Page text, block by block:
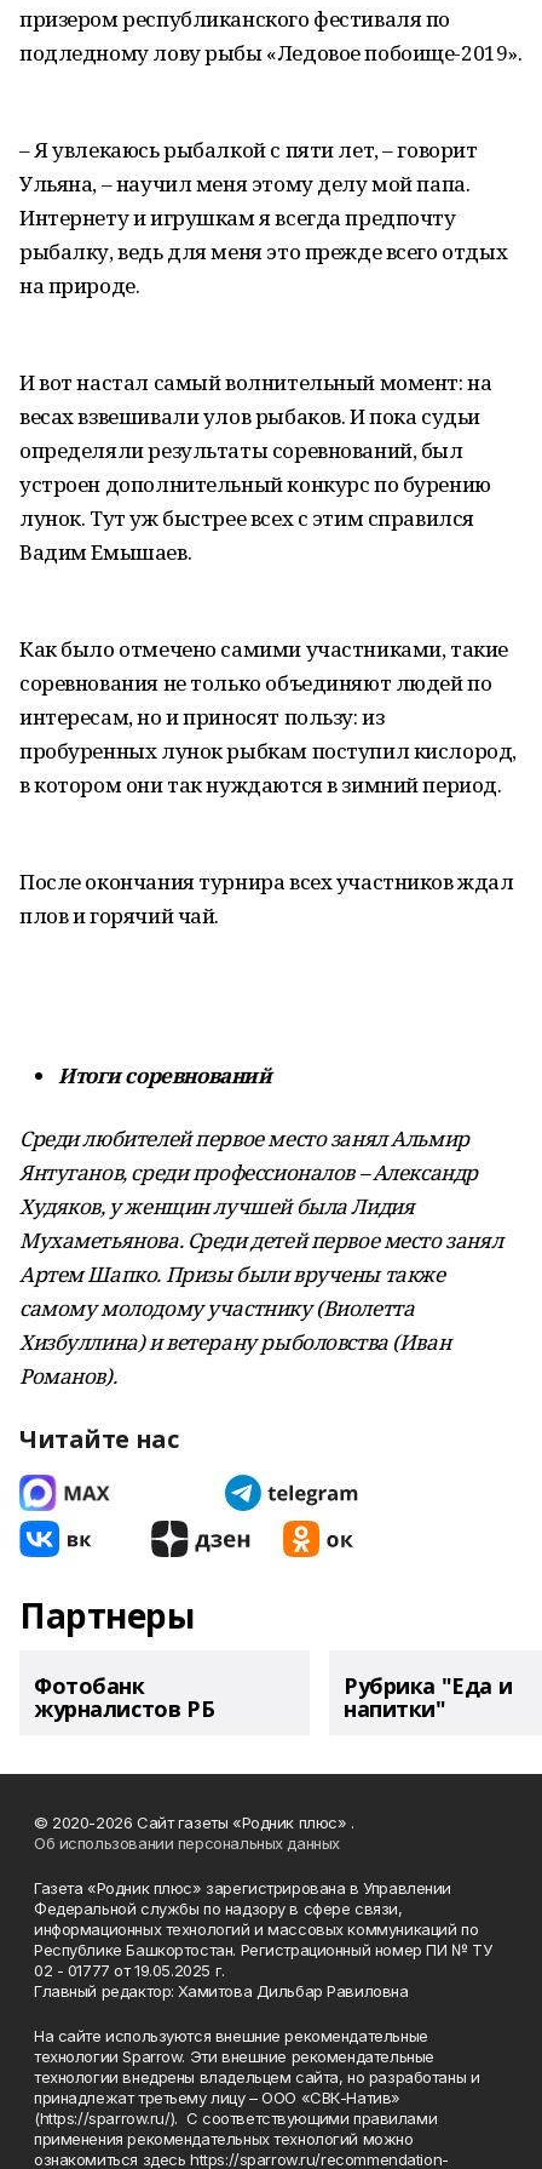
призером республиканского фестиваля по
подледному лову рыбы «Ледовое побоище-2019».
– Я увлекаюсь рыбалкой с пяти лет, – говорит
Ульяна, – научил меня этому делу мой папа.
Интернету и игрушкам я всегда предпочту
рыбалку, ведь для меня это прежде всего отдых
на природе.
И вот настал самый волнительный момент: на
весах взвешивали улов рыбаков. И пока судьи
определяли результаты соревнований, был
устроен дополнительный конкурс по бурению
лунок. Тут уж быстрее всех с этим справился
Вадим Емышаев.
Как было отмечено самими участниками, такие
соревнования не только объединяют людей по
интересам, но и приносят пользу: из
пробуренных лунок рыбкам поступил кислород,
в котором они так нуждаются в зимний период.
После окончания турнира всех участников ждал
плов и горячий чай.
Итоги соревнований
Среди любителей первое место занял Альмир
Янтуганов, среди профессионалов – Александр
Худяков, у женщин лучшей была Лидия
Мухаметьянова. Среди детей первое место занял
Артем Шапко. Призы были вручены также
самому молодому участнику (Виолетта
Хизбуллина) и ветерану рыболовства (Иван
Романов).
Читайте нас
Партнеры
Фотобанк
журналистов РБ
Рубрика "Еда и
напитки"
© 2020-2026 Сайт газеты «Родник плюс» .
Об использовании персональных данных
Газета «Родник плюс» зарегистрирована в Управлении
Федеральной службы по надзору в сфере связи,
информационных технологий и массовых коммуникаций по
Республике Башкортостан. Регистрационный номер ПИ № ТУ
02 - 01777 от 19.05.2025 г.
Главный редактор: Хамитова Дильбар Равиловна
На сайте используются внешние рекомендательные
технологии Sparrow. Эти внешние рекомендательные
технологии внедрены владельцем сайта, но разработаны и
принадлежат третьему лицу – ООО «СВК-Натив»
(https://sparrow.ru/). С соответствующими правилами
применения рекомендательных технологий можно
ознакомиться здесь https://sparrow.ru/recommendation-